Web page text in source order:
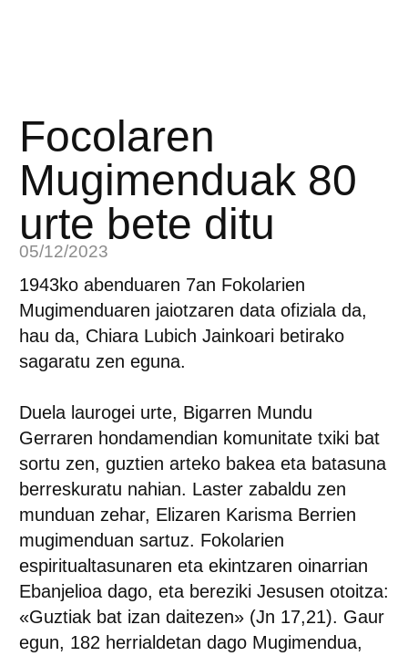
Focolaren
Mugimenduak 80
urte bete ditu
05/12/2023
1943ko abenduaren 7an Fokolarien
Mugimenduaren jaiotzaren data ofiziala da,
hau da, Chiara Lubich Jainkoari betirako
sagaratu zen eguna.
Duela laurogei urte, Bigarren Mundu
Gerraren hondamendian komunitate txiki bat
sortu zen, guztien arteko bakea eta batasuna
berreskuratu nahian. Laster zabaldu zen
munduan zehar, Elizaren Karisma Berrien
mugimenduan sartuz. Fokolarien
espiritualtasunaren eta ekintzaren oinarrian
Ebanjelioa dago, eta bereziki Jesusen otoitza:
«Guztiak bat izan daitezen» (Jn 17,21). Gaur
egun, 182 herrialdetan dago Mugimendua,